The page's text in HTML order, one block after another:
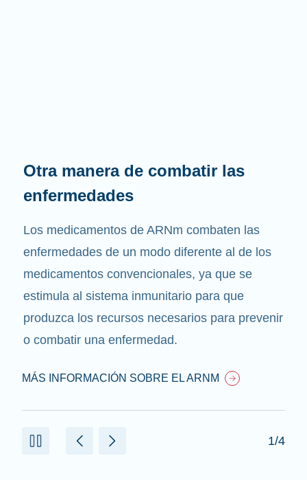
Otra manera de combatir las
enfermedades
Los medicamentos de ARNm combaten las
enfermedades de un modo diferente al de los
medicamentos convencionales, ya que se
estimula al sistema inmunitario para que
produzca los recursos necesarios para prevenir
o combatir una enfermedad.
MÁS INFORMACIÓN SOBRE EL ARNM
1/4